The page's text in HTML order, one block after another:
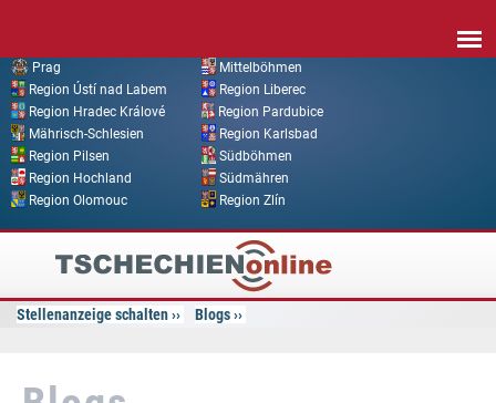
Prag
Mittelböhmen
Region Ústí nad Labem
Region Liberec
Region Hradec Králové
Region Pardubice
Mährisch-Schlesien
Region Karlsbad
Region Pilsen
Südböhmen
Region Hochland
Südmähren
Region Olomouc
Region Zlín
Tschechien
Online
Stellenanzeige schalten Blogs